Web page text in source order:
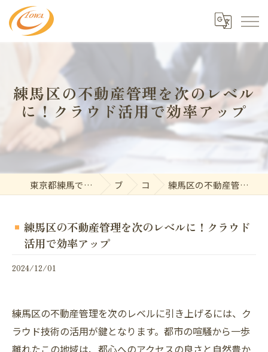
練馬区の不動産管理を次のレベル
に！クラウド活用で効率アップ
東京都練馬で不動産の求人なら東和開発株式会社 ブログ コラム 練馬区の不動産管理を次のレベルに！クラウド活用で効率アップ
練馬区の不動産管理を次のレベルに！クラウド
活用で効率アップ
2024/12/01
練馬区の不動産管理を次のレベルに引き上げるには、ク
ラウド技術の活用が鍵となります。都市の喧騒から一歩
離れたこの地域は、都心へのアクセスの良さと自然豊か